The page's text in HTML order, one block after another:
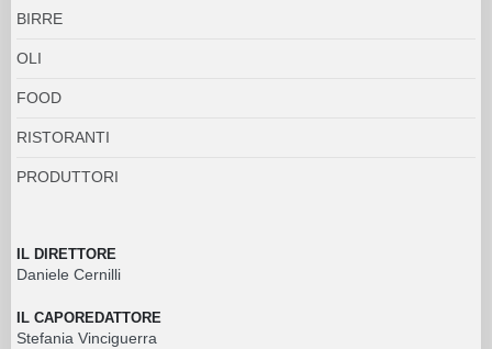
BIRRE
OLI
FOOD
RISTORANTI
PRODUTTORI
IL DIRETTORE
Daniele Cernilli
IL CAPOREDATTORE
Stefania Vinciguerra